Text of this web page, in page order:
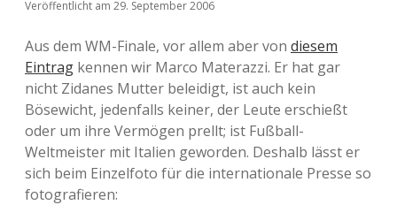
Veröffentlicht am 29. September 2006
Aus dem WM-Finale, vor allem aber von diesem
Eintrag kennen wir Marco Materazzi. Er hat gar
nicht Zidanes Mutter beleidigt, ist auch kein
Bösewicht, jedenfalls keiner, der Leute erschießt
oder um ihre Vermögen prellt; ist Fußball-
Weltmeister mit Italien geworden. Deshalb lässt er
sich beim Einzelfoto für die internationale Presse so
fotografieren: